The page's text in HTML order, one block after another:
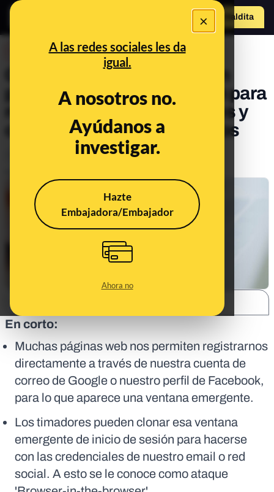
×
A las redes sociales les da
igual.
A nosotros no.
Ayúdanos a
investigar.
Hazte
Embajadora/Embajador
Ahora no
Hazte Maldito
Cómo los timadores clonan
páginas de inicio de sesión para
robar nuestras credenciales y
cómo podemos protegernos
En corto:
Muchas páginas web nos permiten registrarnos
directamente a través de nuestra cuenta de
correo de Google o nuestro perfil de Facebook,
para lo que aparece una ventana emergente.
Los timadores pueden clonar esa ventana
emergente de inicio de sesión para hacerse
con las credenciales de nuestro email o red
social. A esto se le conoce como ataque